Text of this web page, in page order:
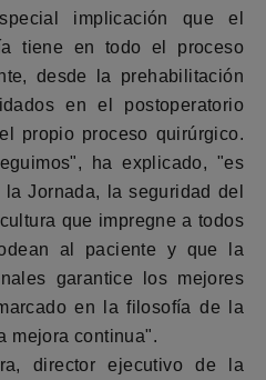
implicación que el
tiene en todo el proceso
desde la prehabilitación
en el postoperatorio
propio proceso quirúrgico.
ha explicado, "es
Jornada, la seguridad del
que impregne a todos
al paciente y que la
garantice los mejores
en la filosofía de la
mejora continua".
director ejecutivo de la